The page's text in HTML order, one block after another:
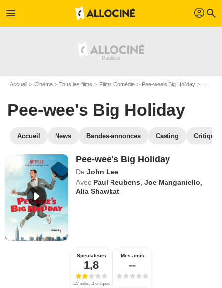
menu profil search
Accueil Cinéma Tous les films Films Comédie Pee-wee's Big Holiday
Pee-wee's Big Holiday
Accueil News Bandes-annonces Casting
Pee-wee's Big Holiday
De John Lee
Avec Paul Reubens ,Joe Manganiello
Alia Shawkat
Spectateurs
1,8
127 notes, 11 critiques
Mes amis
--